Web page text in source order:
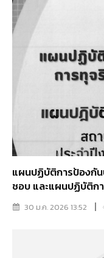
แผนปฏิบัติการป้องกั
ชอบ และแผนปฏิบัติก
นิติวิทยาศาสตร์ ประ
30 ม.ค. 2026 13:52